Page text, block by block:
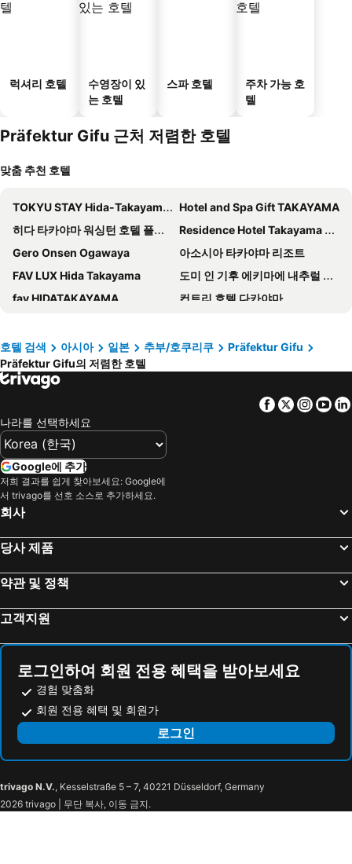
럭셔리 호텔
수영장이 있
는 호텔
스파 호텔
주차 가능 호
텔
Präfektur Gifu 근처 저렴한 호텔
맞춤 추천 호텔
TOKYU STAY Hida-Takayama Musubi no Yu
Hotel and Spa Gift TAKAYAMA
히다 타카야마 워싱턴 호텔 플라자
Residence Hotel Takayama Station
Gero Onsen Ogawaya
아소시아 타카야마 리조트
FAV LUX Hida Takayama
도미 인 기후 에키마에 내추럴 핫 스프링
fav HIDATAKAYAMA
컨트리 호텔 다카야마
Nagaragawa Seiryu Hotel
Miyako Hotel Gifu Nagaragawa
KOKO HOTEL Hidatakayama
와트 호텔& 스파 히다 타카야마
TABINO HOTEL Hida Takayama
Mercure Hida Takayama
기푸 캐슬 인
TOYOTA Shirakawa-Go Eco-Institute
Jas Hotel Takayama
Hotel Kuretakeso Takayama Ekimae
퀸테사 호텔 오가키
기푸 워싱턴 호텔 플라자
Spa Hotel Alpina Hida Takayama
호텔 레솔 기후
AB Hotel Kani
HOTEL LiVEMAX Gifu Ekimae
기후 그랜드 호텔
Hotel Route Inn Ginan -Kokudo 21 Gou-
Fairfield by Marriott Gifu Mino
Hida Takayama Hotel Viera Resort (Adult Only)
Hoterueisia Hotel Asia
호텔 검색 아시아 일본 추부/호쿠리쿠
Präfektur Gifu
Präfektur Gifu의 저렴한 호텔
Facebook
Twitter
나라를 선택하세요
Google에 추가
저희 결과를 쉽게 찾아보세요: Google에
서 trivago를 선호 소스로 추가하세요.
회사
당사 제품
약관 및 정책
고객지원
로그인하여 회원 전용 혜택을 받아보세요
경험 맞춤화
회원 전용 혜택 및 회원가
로그인
trivago N.V., Kesselstraße 5 – 7, 40221 Düsseldorf, Germany
2026 trivago | 무단 복사, 이동 금지.